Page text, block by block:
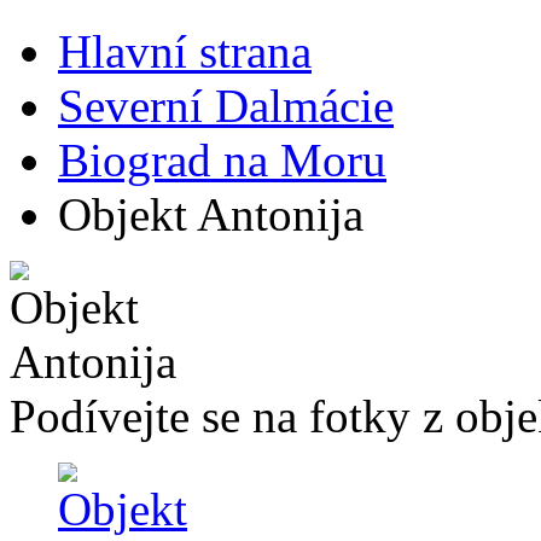
Hlavní strana
Severní Dalmácie
Biograd na Moru
Objekt Antonija
Podívejte se na fotky z